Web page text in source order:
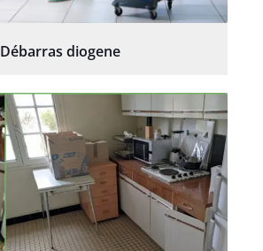
Débarras diogene